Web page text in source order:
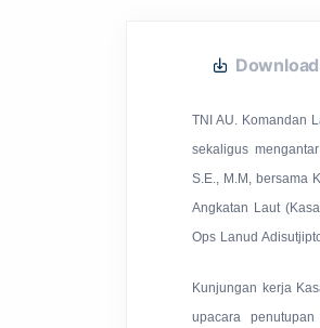
Download
TNI AU. Komandan
sekaligus
S.E., M.M, bersama
Angkatan Laut
Ops Lanud
Kunjungan kerja
upacara